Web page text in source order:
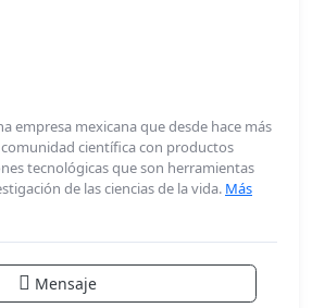
empresa mexicana que desde hace más
comunidad científica con productos
tecnológicas que son herramientas
de las ciencias de la vida. Más
Mensaje